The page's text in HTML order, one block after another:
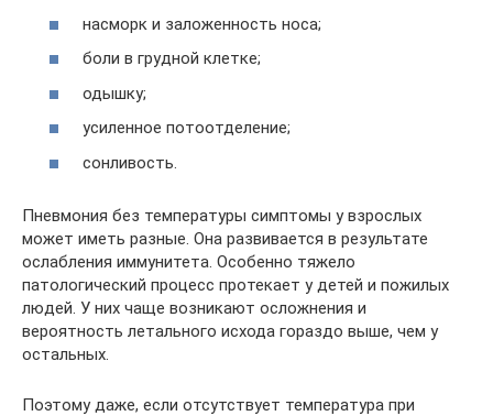
насморк и заложенность носа;
боли в грудной клетке;
одышку;
усиленное потоотделение;
сонливость.
Пневмония без температуры симптомы у взрослых
может иметь разные. Она развивается в результате
ослабления иммунитета. Особенно тяжело
патологический процесс протекает у детей и пожилых
людей. У них чаще возникают осложнения и
вероятность летального исхода гораздо выше, чем у
остальных.
Поэтому даже, если отсутствует температура при